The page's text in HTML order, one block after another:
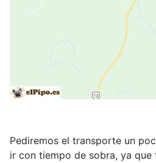
Pediremos el transporte un
ir con tiempo de sobra, ya que